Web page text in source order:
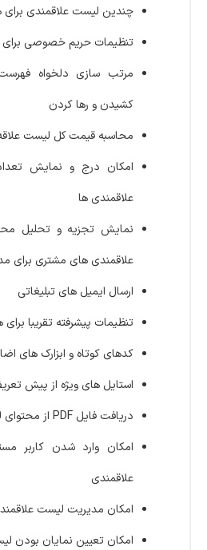
چندین لیست علاقمندی برای
تنظیمات حریم خصوصی برای
مرتب سازی دلخواه
کشیدن و رها کردن
محاسبه قیمت کل لیست
امکان درج و نمایش
علاقمندی ها
نمایش تجزیه و تحلیل
علاقمندی های مشتری برای
ارسال ایمیل های تبلیغاتی
تنظیمات پیشرفته تقریبا
کدهای کوتاه و ابزارک های
استایل های ویژه از پیش
دریافت فایل PDF از محتوای لیست علاقمندی ها
امکان وارد شدن کاربر
علاقمندی
امکان مدیریت لیست
امکان تعیین نمایان بودن